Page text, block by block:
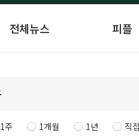
전체뉴스 피플
1주 1개월 1년 직